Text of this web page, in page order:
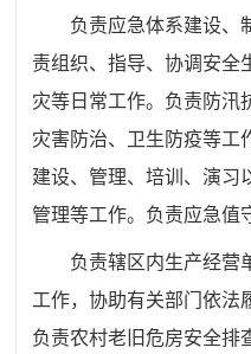
负责应急体系建设、
责组织、指导、协调安全
灾等日常工作。负责防汛
灾害防治、卫生防疫等工
建设、管理、培训、演习
管理等工作。负责应急值
负责辖区内生产经营
工作，协助有关部门依法
负责农村老旧危房安全排